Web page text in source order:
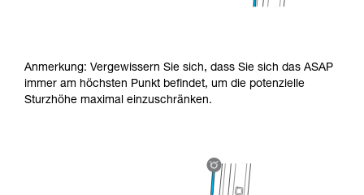
Anmerkung: Vergewissern Sie sich, dass Sie sich das ASAP
immer am höchsten Punkt befindet, um die potenzielle
Sturzhöhe maximal einzuschränken.